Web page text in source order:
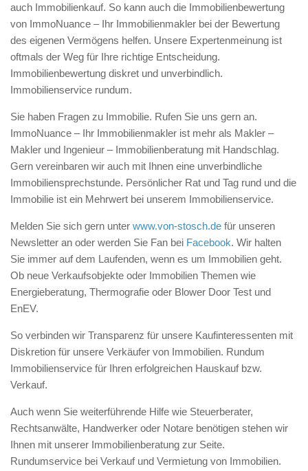
auch Immobilienkauf. So kann auch die Immobilienbewertung
von ImmoNuance – Ihr Immobilienmakler bei der Bewertung
des eigenen Vermögens helfen. Unsere Expertenmeinung ist
oftmals der Weg für Ihre richtige Entscheidung.
Immobilienbewertung diskret und unverbindlich.
Immobilienservice rundum.
Sie haben Fragen zu Immobilie. Rufen Sie uns gern an.
ImmoNuance – Ihr Immobilienmakler ist mehr als Makler –
Makler und Ingenieur – Immobilienberatung mit Handschlag.
Gern vereinbaren wir auch mit Ihnen eine unverbindliche
Immobiliensprechstunde. Persönlicher Rat und Tag rund und die
Immobilie ist ein Mehrwert bei unserem Immobilienservice.
Melden Sie sich gern unter www.von-stosch.de für unseren
Newsletter an oder werden Sie Fan bei Facebook. Wir halten
Sie immer auf dem Laufenden, wenn es um Immobilien geht.
Ob neue Verkaufsobjekte oder Immobilien Themen wie
Energieberatung, Thermografie oder Blower Door Test und
EnEV.
So verbinden wir Transparenz für unsere Kaufinteressenten mit
Diskretion für unsere Verkäufer von Immobilien. Rundum
Immobilienservice für Ihren erfolgreichen Hauskauf bzw.
Verkauf.
Auch wenn Sie weiterführende Hilfe wie Steuerberater,
Rechtsanwälte, Handwerker oder Notare benötigen stehen wir
Ihnen mit unserer Immobilienberatung zur Seite.
Rundumservice bei Verkauf und Vermietung von Immobilien.